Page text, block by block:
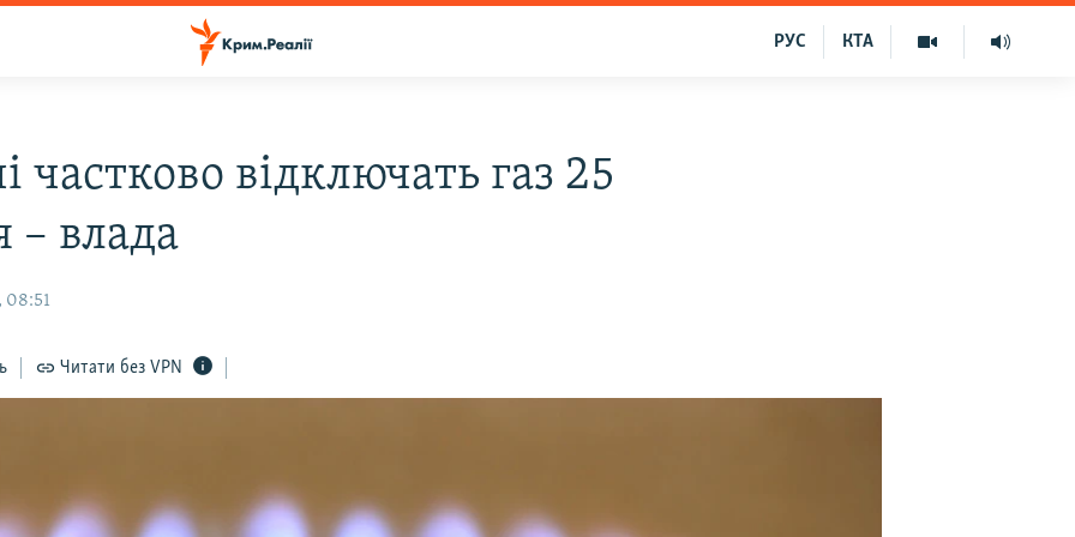
КТА
РУС
частково відключать газ 25
– влада
08:51
Читати без VPN